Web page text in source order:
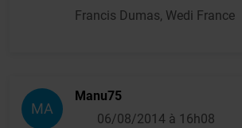
Francis Dumas, Wedi France
MA
Manu75
06/08/2014 à 16h08